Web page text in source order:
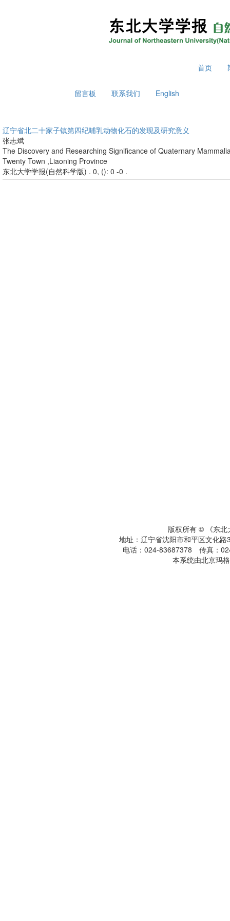
首页
留言板 联系我们 English
辽宁省北二十家子镇第四纪哺乳动物化石的发现及研究意义
张志斌
The Discovery and Researching Significance of Quaternary
Twenty Town ,Liaoning Province
东北大学学报(自然科学版) . 0, (): 0 -0 .
版权所有 © 《东北
地址：辽宁省沈阳市和平区文化
电话：024-83687378 传真：
本系统由北京玛